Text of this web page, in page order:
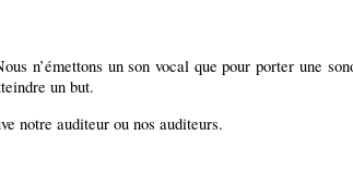
n’émettons un son vocal que pour porter une
un but.
notre auditeur ou nos auditeurs.